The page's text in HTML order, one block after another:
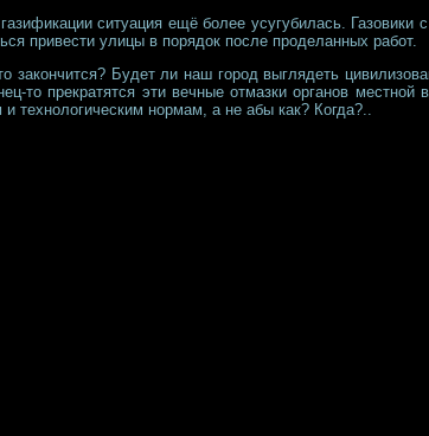
ситуация ещё более усугубилась.
привести улицы в порядок после проделанных работ.
закончится? Будет ли наш город выглядеть
то прекратятся эти вечные отмазки органов
и технологическим нормам, а не абы как? Когда?..